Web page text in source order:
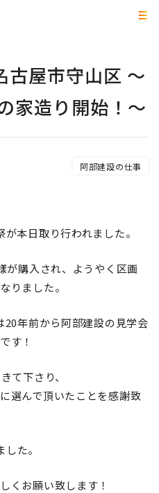
古屋市守山区 ～
家造り開始！～
阿部建設の仕事
本日取り行われました。
が購入され、ようやく区画
りました。
20年前から阿部建設の見学会
す！
て下さり、
選んで頂いたことを感謝致
た。
くお願い致します！